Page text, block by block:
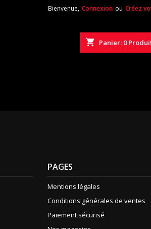
Bienvenue, Connexion ou Créez
shopping_cart Panier: 0
PAGES
Mentions légales
Conditions générales de ventes
Paiement sécurisé